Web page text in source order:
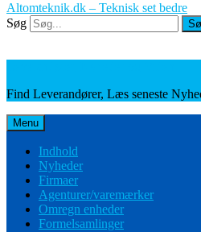
Altomteknik.dk – Teknisk set bedre
Søg
Find Leverandører, Læs seneste
Menu
Indhold
Nyheder
Firmaer
Agenturer/varemærker
Omregn enheder
Formelsamlinger